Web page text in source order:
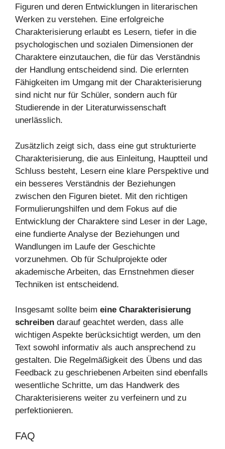
Figuren und deren Entwicklungen in literarischen
Werken zu verstehen. Eine erfolgreiche
Charakterisierung erlaubt es Lesern, tiefer in die
psychologischen und sozialen Dimensionen der
Charaktere einzutauchen, die für das Verständnis
der Handlung entscheidend sind. Die erlernten
Fähigkeiten im Umgang mit der Charakterisierung
sind nicht nur für Schüler, sondern auch für
Studierende in der Literaturwissenschaft
unerlässlich.
Zusätzlich zeigt sich, dass eine gut strukturierte
Charakterisierung, die aus Einleitung, Hauptteil und
Schluss besteht, Lesern eine klare Perspektive und
ein besseres Verständnis der Beziehungen
zwischen den Figuren bietet. Mit den richtigen
Formulierungshilfen und dem Fokus auf die
Entwicklung der Charaktere sind Leser in der Lage,
eine fundierte Analyse der Beziehungen und
Wandlungen im Laufe der Geschichte
vorzunehmen. Ob für Schulprojekte oder
akademische Arbeiten, das Ernstnehmen dieser
Techniken ist entscheidend.
Insgesamt sollte beim eine Charakterisierung
schreiben darauf geachtet werden, dass alle
wichtigen Aspekte berücksichtigt werden, um den
Text sowohl informativ als auch ansprechend zu
gestalten. Die Regelmäßigkeit des Übens und das
Feedback zu geschriebenen Arbeiten sind ebenfalls
wesentliche Schritte, um das Handwerk des
Charakterisierens weiter zu verfeinern und zu
perfektionieren.
FAQ